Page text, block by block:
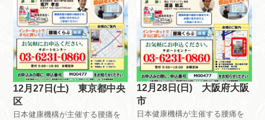
12月27日(土) 東京都中央
区
日本健康機構が主催する腰痛を
12月28日(日) 大阪府大阪
市
日本健康機構が主催する腰痛を